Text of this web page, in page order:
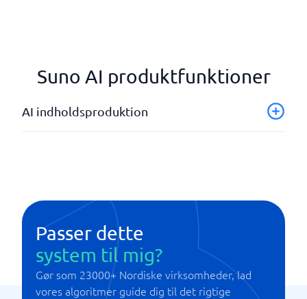
Suno AI produktfunktioner
AI indholdsproduktion
Passer dette
system til mig?
Gør som 23000+ Nordiske virksomheder, lad
vores algoritmer guide dig til det rigtige